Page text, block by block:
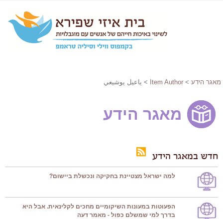
מאגר הידע >
Item Author > ياعيل يوشيعي
מאגר הידע
חדש במאגר הידע
למה ישראל מצטיינת בחקיקה ונכשלת ביישום?
הפעוטות במעונות השיקומיים מחכים לקלינאית. אבל היא
בדרך למי שמשלם כפול - מאמר דעה